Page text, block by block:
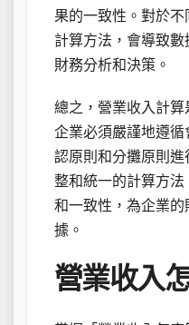
果的一致性。對於
計算方法，會導致
財務分析和決策。
總之，營業收入計算
企業必須嚴謹地遵
認原則和分攤原則
整和統一的計算方
和一致性，為企業
據。
營業收入